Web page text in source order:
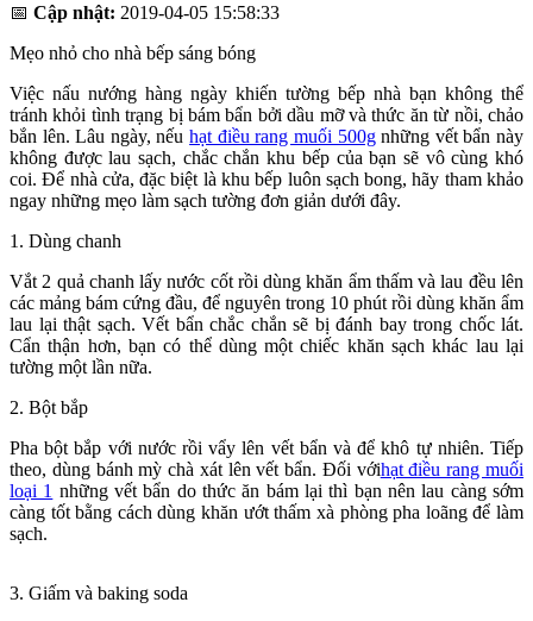
📅 Cập nhật: 2019-04-05 15:58:33
Mẹo nhỏ cho nhà bếp sáng bóng
Việc nấu nướng hàng ngày khiến tường bếp nhà bạn không thể
tránh khỏi tình trạng bị bám bẩn bởi dầu mỡ và thức ăn từ nồi, chảo
bắn lên. Lâu ngày, nếuhạt điều rang muối 500gnhững vết bẩn này
không được lau sạch, chắc chắn khu bếp của bạn sẽ vô cùng khó
coi. Để nhà cửa, đặc biệt là khu bếp luôn sạch bong, hãy tham khảo
ngay những mẹo làm sạch tường đơn giản dưới đây.
1. Dùng chanh
Vắt 2 quả chanh lấy nước cốt rồi dùng khăn ẩm thấm và lau đều lên
các mảng bám cứng đầu, để nguyên trong 10 phút rồi dùng khăn ẩm
lau lại thật sạch. Vết bẩn chắc chắn sẽ bị đánh bay trong chốc lát.
Cẩn thận hơn, bạn có thể dùng một chiếc khăn sạch khác lau lại
tường một lần nữa.
2. Bột bắp
Pha bột bắp với nước rồi vẩy lên vết bẩn và để khô tự nhiên. Tiếp
theo, dùng bánh mỳ chà xát lên vết bẩn. Đối vớihạt điều rang muối
loại 1 những vết bẩn do thức ăn bám lại thì bạn nên lau càng sớm
càng tốt bằng cách dùng khăn ướt thấm xà phòng pha loãng để làm
sạch.
3. Giấm và baking soda